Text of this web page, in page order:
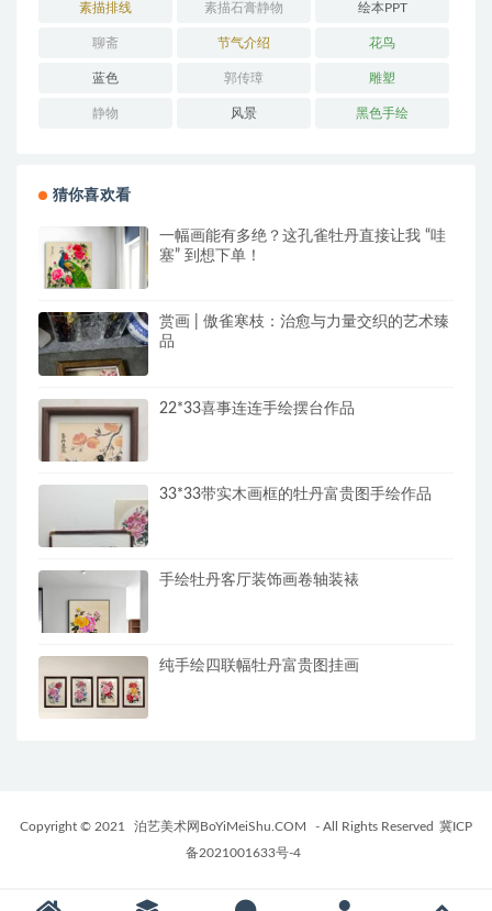
素描排线 素描石膏静物 绘本PPT
聊斋 节气介绍 花鸟
蓝色 郭传璋 雕塑
静物 风景 黑色手绘
猜你喜欢看
一幅画能有多绝？这孔雀牡丹直接让我 “哇
塞” 到想下单！
赏画 | 傲雀寒枝：治愈与力量交织的艺术臻
品
22*33喜事连连手绘摆台作品
33*33带实木画框的牡丹富贵图手绘作品
手绘牡丹客厅装饰画卷轴装裱
纯手绘四联幅牡丹富贵图挂画
Copyright © 2021 泊艺美术网BoYiMeiShu.COM - All Rights Reserved 冀ICP
备2021001633号-4